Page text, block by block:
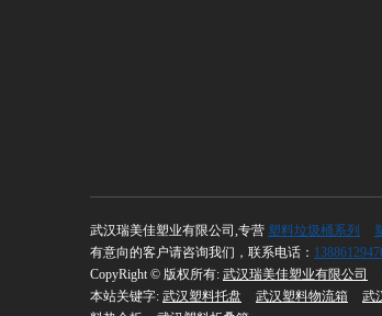
武汉瑞美佳塑业有限公司,专营 塑料垃圾桶系列
有意向的客户请咨询我们，联系电话：
CopyRight © 版权所有: 武汉瑞美佳塑业有限公司
本站关键字: 武汉塑料托盘 武汉塑料物流箱 武